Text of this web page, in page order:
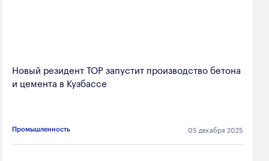
Новый резидент ТОР запустит производство бетона
и цемента в Кузбассе
Промышленность 05 декабря 2025